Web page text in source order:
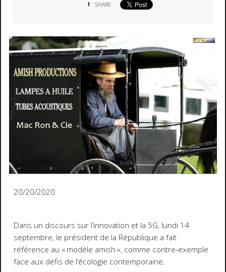
SHARE
20/20/2020.
Dans un discours sur l’innovation et la 5G, lundi 14
septembre, le président de la République a fait
référence au « modèle amish », comme contre-exemple
face aux défis de l’écologie contemporaine.